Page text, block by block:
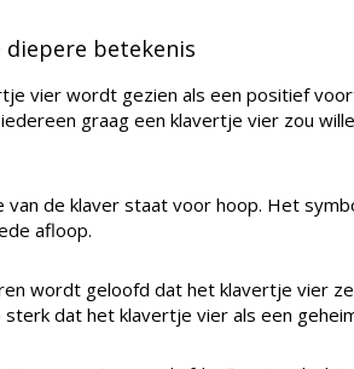
betekenis
vier wordt gezien als een positief
graag een klavertje vier zou
de klaver staat voor hoop. Het
afloop.
wordt geloofd dat het klavertje vier
dat het klavertje vier als een